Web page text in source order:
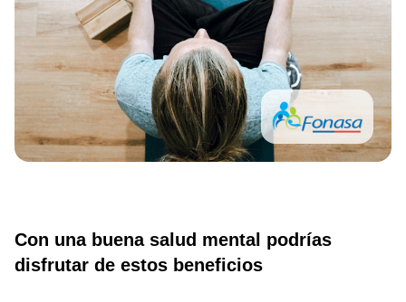
Con una buena salud mental podrías
disfrutar de estos beneficios